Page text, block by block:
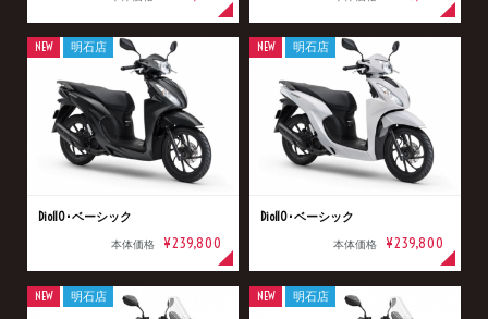
Dio110･ベーシック
本体価格 ¥239,800
NEW 明石店
Dio110･ベーシック
本体価格 ¥239,800
NEW 明石店
NEW 明石店 NEW 明石店